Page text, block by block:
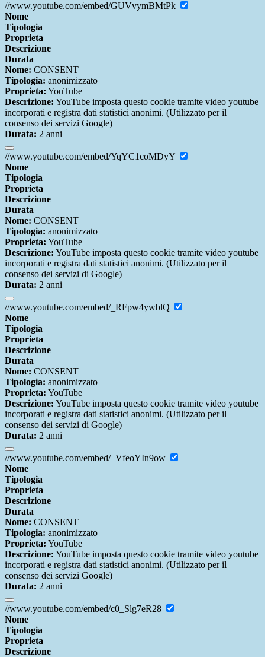
//www.youtube.com/embed/GUVvymBMtPk
Nome
Tipologia
Proprieta
Descrizione
Durata
Nome: CONSENT
Tipologia: anonimizzato
Proprieta: YouTube
Descrizione: YouTube imposta questo cookie tramite video youtube
incorporati e registra dati statistici anonimi. (Utilizzato per il
consenso dei servizi Google)
Durata: 2 anni
//www.youtube.com/embed/YqYC1coMDyY
Nome
Tipologia
Proprieta
Descrizione
Durata
Nome: CONSENT
Tipologia: anonimizzato
Proprieta: YouTube
Descrizione: YouTube imposta questo cookie tramite video youtube
incorporati e registra dati statistici anonimi. (Utilizzato per il
consenso dei servizi di Google)
Durata: 2 anni
//www.youtube.com/embed/_RFpw4ywblQ
Nome
Tipologia
Proprieta
Descrizione
Durata
Nome: CONSENT
Tipologia: anonimizzato
Proprieta: YouTube
Descrizione: YouTube imposta questo cookie tramite video youtube
incorporati e registra dati statistici anonimi. (Utilizzato per il
consenso dei servizi di Google)
Durata: 2 anni
//www.youtube.com/embed/_VfeoYIn9ow
Nome
Tipologia
Proprieta
Descrizione
Durata
Nome: CONSENT
Tipologia: anonimizzato
Proprieta: YouTube
Descrizione: YouTube imposta questo cookie tramite video youtube
incorporati e registra dati statistici anonimi. (Utilizzato per il
consenso dei servizi Google)
Durata: 2 anni
//www.youtube.com/embed/c0_Slg7eR28
Nome
Tipologia
Proprieta
Descrizione